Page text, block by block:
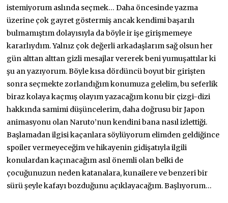
istemiyorum aslında seçmek… Daha öncesinde yazma
üzerine çok gayret göstermiş ancak kendimi başarılı
bulmamıştım dolayısıyla da böyle ir işe girişmemeye
kararlıydım. Yalnız çok değerli arkadaşlarım sağ olsun her
gün alttan alttan gizli mesajlar vererek beni yumuşattılar ki
şu an yazıyorum. Böyle kısa dördüncü boyut bir girişten
sonra seçmekte zorlandığım konumuza gelelim, bu seferlik
biraz kolaya kaçmış olayım yazacağım konu bir çizgi-dizi
hakkında samimi düşüncelerim, daha doğrusu bir Japon
animasyonu olan Naruto’nun kendini bana nasıl izlettiği.
Başlamadan ilgisi kaçanlara söylüyorum elimden geldiğince
spoiler vermeyeceğim ve hikayenin gidişatıyla ilgili
konulardan kaçınacağım asıl önemli olan belki de
çocuğunuzun neden katanalara, kunailere ve benzeri bir
sürü şeyle kafayı bozduğunu açıklayacağım. Başlıyorum…